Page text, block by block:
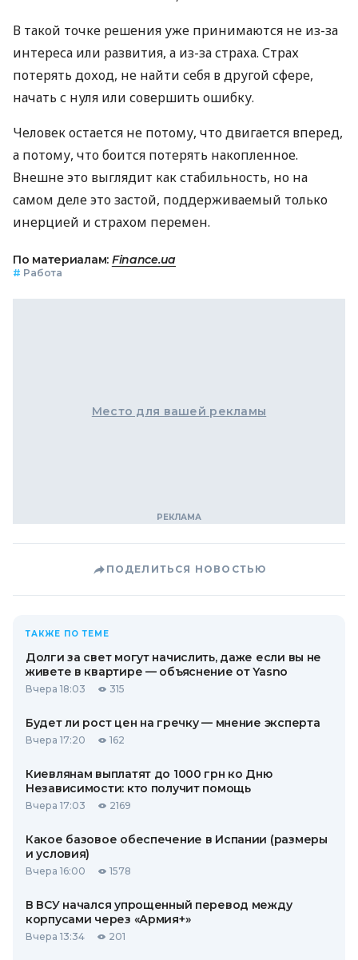
В такой точке решения уже принимаются не из-за
интереса или развития, а из-за страха. Страх
потерять доход, не найти себя в другой сфере,
начать с нуля или совершить ошибку.
Человек остается не потому, что двигается вперед,
а потому, что боится потерять накопленное.
Внешне это выглядит как стабильность, но на
самом деле это застой, поддерживаемый только
инерцией и страхом перемен.
По материалам: Finance.ua
# Работа
Место для вашей рекламы
ПОДЕЛИТЬСЯ НОВОСТЬЮ
ТАКЖЕ ПО ТЕМЕ
Долги за свет могут начислить, даже если вы не
живете в квартире — объяснение от Yasno
Вчера 18:03 315
Будет ли рост цен на гречку — мнение эксперта
Вчера 17:20 162
Киевлянам выплатят до 1000 грн ко Дню
Независимости: кто получит помощь
Вчера 17:03 2169
Какое базовое обеспечение в Испании (размеры
и условия)
Вчера 16:00 1578
В ВСУ начался упрощенный перевод между
корпусами через «Армия+»
Вчера 13:34 201